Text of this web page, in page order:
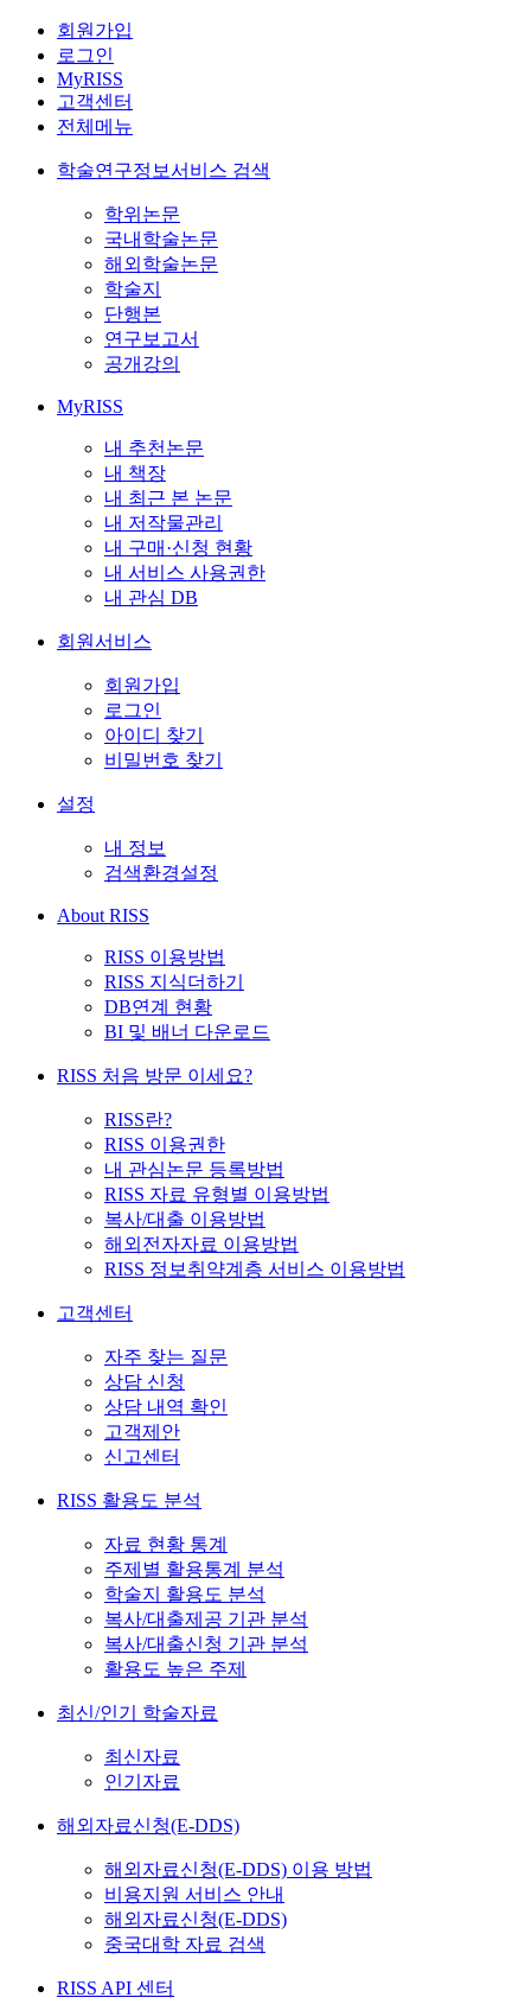
회원가입
로그인
MyRISS
고객센터
전체메뉴
학술연구정보서비스 검색
학위논문
국내학술논문
해외학술논문
학술지
단행본
연구보고서
공개강의
MyRISS
내 추천논문
내 책장
내 최근 본 논문
내 저작물관리
내 구매·신청 현황
내 서비스 사용권한
내 관심 DB
회원서비스
회원가입
로그인
아이디 찾기
비밀번호 찾기
설정
내 정보
검색환경설정
About RISS
RISS 이용방법
RISS 지식더하기
DB연계 현황
BI 및 배너 다운로드
RISS 처음 방문 이세요?
RISS란?
RISS 이용권한
내 관심논문 등록방법
RISS 자료 유형별 이용방법
복사/대출 이용방법
해외전자자료 이용방법
RISS 정보취약계층 서비스 이용방법
고객센터
자주 찾는 질문
상담 신청
상담 내역 확인
고객제안
신고센터
RISS 활용도 분석
자료 현황 통계
주제별 활용통계 분석
학술지 활용도 분석
복사/대출제공 기관 분석
복사/대출신청 기관 분석
활용도 높은 주제
최신/인기 학술자료
최신자료
인기자료
해외자료신청(E-DDS)
해외자료신청(E-DDS) 이용 방법
비용지원 서비스 안내
해외자료신청(E-DDS)
중국대학 자료 검색
RISS API 센터